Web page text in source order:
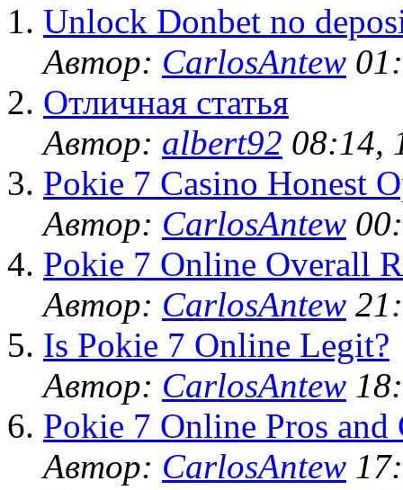
Unlock Donbet no
Автор: CarlosAntew
Отличная статья
Автор: albert92 08:14,
Pokie 7 Casino Honest
Автор: CarlosAntew
Pokie 7 Online Overall
Автор: CarlosAntew
Is Pokie 7 Online Legit?
Автор: CarlosAntew
Pokie 7 Online Pros and
Автор: CarlosAntew